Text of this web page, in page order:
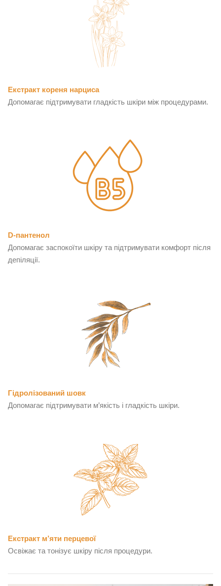
Екстракт кореня нарциса
Допомагає підтримувати гладкість шкіри між процедурами.
D-пантенол
Допомагає заспокоїти шкіру та підтримувати комфорт після
депіляції.
Гідролізований шовк
Допомагає підтримувати м’якість і гладкість шкіри.
Екстракт м’яти перцевої
Освіжає та тонізує шкіру після процедури.